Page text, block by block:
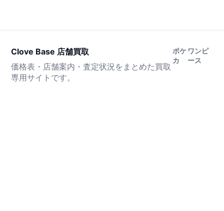
Clove Base 店舗買取
価格表・店舗案内・査定状況をまとめた買取
専用サイトです。
ポケ
カ
ワンピ
ース